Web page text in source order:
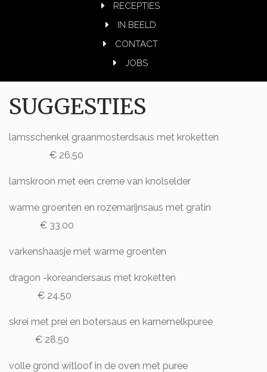
RECEPTIES
IN BEELD
CONTACT
JOBS
SUGGESTIES
lamsschenkel graanmosterdsaus met kroketten
€ 26.50
lamskroon met een creme van knolselder
warme groenten en rozemarijnsaus met gratin
€ 33.00
varkenshaasje met warme groenten
dragon -koreandersaus met kroketten
€ 24.50
skrei met prei en botersaus en karnemelkpuree
€ 28.50
volle grond witloof in de oven met puree